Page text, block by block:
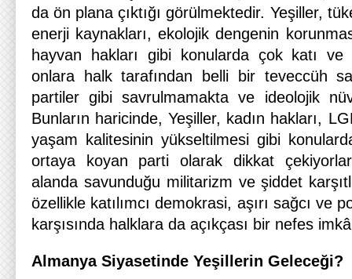
da ön plana çıktığı görülmektedir. Yeşiller,
enerji kaynakları, ekolojik dengenin
hayvan hakları gibi konularda çok katı
onlara halk tarafından belli bir teveccüh
partiler gibi savrulmamakta ve ideolojik
Bunların haricinde, Yeşiller, kadın hakları,
yaşam kalitesinin yükseltilmesi gibi
ortaya koyan parti olarak dikkat
alanda savunduğu militarizm ve şiddet
özellikle katılımcı demokrasi, aşırı sağcı ve
karşısında halklara da açıkçası bir nefes
Almanya Siyasetinde Yeşillerin Geleceği?